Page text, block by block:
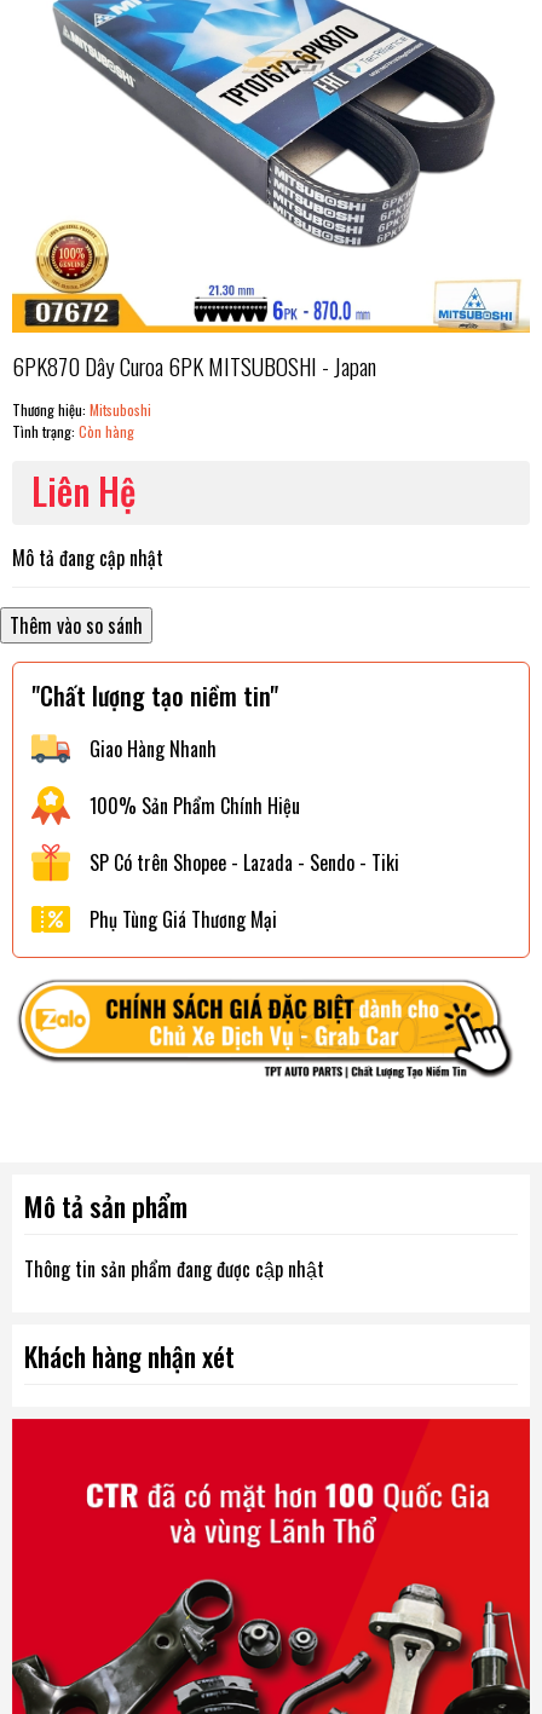
6PK870 Dây Curoa 6PK MITSUBOSHI - Japan
Thương hiệu: Mitsuboshi
Tình trạng: Còn hàng
Liên Hệ
Mô tả đang cập nhật
"Chất lượng tạo niềm tin"
Giao Hàng Nhanh
100% Sản Phẩm Chính Hiệu
SP Có trên Shopee - Lazada - Sendo - Tiki
Phụ Tùng Giá Thương Mại
Mô tả sản phẩm
Thông tin sản phẩm đang được cập nhật
Khách hàng nhận xét